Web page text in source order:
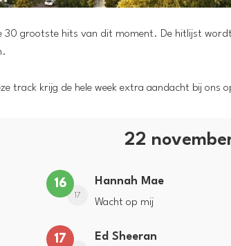
grootste hits van dit moment. De hitlijst
track krijg de hele week extra aandacht bij ons
22
16
17
Hannah Mae
Wacht op mij
17 Ed Sheeran